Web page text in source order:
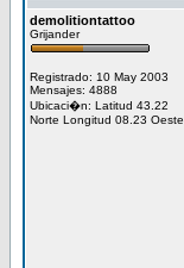
demolitiontattoo
Grijander
Registrado: 10 May 2003
Mensajes: 4888
Ubicaci�n: Latitud 43.22
Norte Longitud 08.23 Oeste